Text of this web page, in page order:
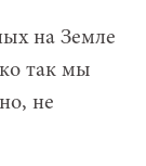
на Земле
так мы
не